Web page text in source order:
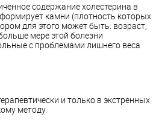
содержание холестерина в
камни (плотность которых
для этого может быть: возраст,
мере этой болезни
с проблемами лишнего веса
и только в экстренных
методу.